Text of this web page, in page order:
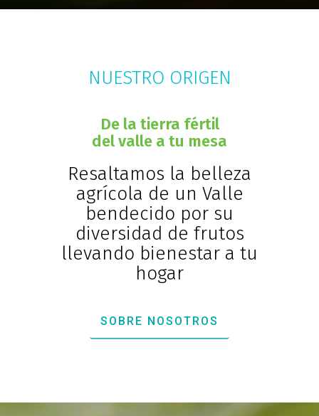
NUESTRO ORIGEN
De la tierra fértil
del valle a tu mesa
Resaltamos la belleza
agrícola de un Valle
bendecido por su
diversidad de frutos
llevando bienestar a tu
hogar
SOBRE NOSOTROS